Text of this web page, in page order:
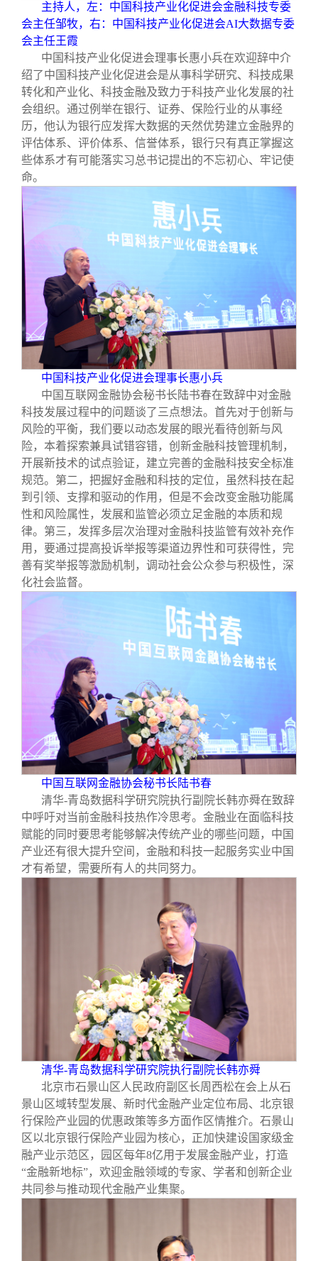
主持人，左：中国科技产业化促进会金融科技专委
会主任邹牧，右：中国科技产业化促进会AI大数据专委
会主任王霞
中国科技产业化促进会理事长惠小兵在欢迎辞中介
绍了中国科技产业化促进会是从事科学研究、科技成果
转化和产业化、科技金融及致力于科技产业化发展的社
会组织。通过例举在银行、证券、保险行业的从事经
历，他认为银行应发挥大数据的天然优势建立金融界的
评估体系、评价体系、信誉体系，银行只有真正掌握这
些体系才有可能落实习总书记提出的不忘初心、牢记使
命。
中国科技产业化促进会理事长惠小兵
中国互联网金融协会秘书长陆书春在致辞中对金融
科技发展过程中的问题谈了三点想法。首先对于创新与
风险的平衡，我们要以动态发展的眼光看待创新与风
险，本着探索兼具试错容错，创新金融科技管理机制，
开展新技术的试点验证，建立完善的金融科技安全标准
规范。第二，把握好金融和科技的定位，虽然科技在起
到引领、支撑和驱动的作用，但是不会改变金融功能属
性和风险属性，发展和监管必须立足金融的本质和规
律。第三，发挥多层次治理对金融科技监管有效补充作
用，要通过提高投诉举报等渠道边界性和可获得性，完
善有奖举报等激励机制，调动社会公众参与积极性，深
化社会监督。
中国互联网金融协会秘书长陆书春
清华-青岛数据科学研究院执行副院长韩亦舜在致辞
中呼吁对当前金融科技热作冷思考。金融业在面临科技
赋能的同时要思考能够解决传统产业的哪些问题，中国
产业还有很大提升空间，金融和科技一起服务实业中国
才有希望，需要所有人的共同努力。
清华-青岛数据科学研究院执行副院长韩亦舜
北京市石景山区人民政府副区长周西松在会上从石
景山区域转型发展、新时代金融产业定位布局、北京银
行保险产业园的优惠政策等多方面作区情推介。石景山
区以北京银行保险产业园为核心，正加快建设国家级金
融产业示范区，园区每年8亿用于发展金融产业，打造
“金融新地标”，欢迎金融领域的专家、学者和创新企业
共同参与推动现代金融产业集聚。